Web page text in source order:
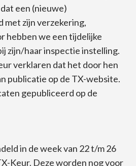
een (nieuwe)
zijn verzekering,
hebben we een tijdelijke
zijn/haar inspectie instelling.
verklaren dat het door hen
publicatie op de TX-website.
gepubliceerd op de
in de week van 22 t/m 26
Keur. Deze worden nog voor